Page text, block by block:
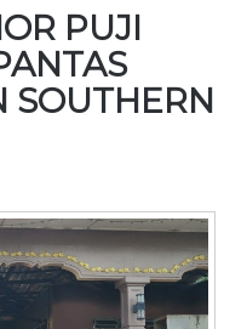
PUJI
SOUTHERN